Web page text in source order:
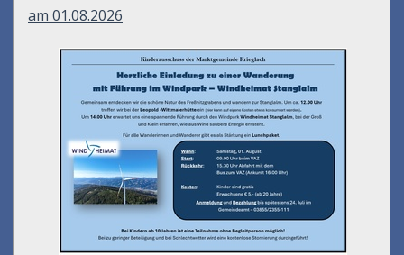
am 01.08.2026